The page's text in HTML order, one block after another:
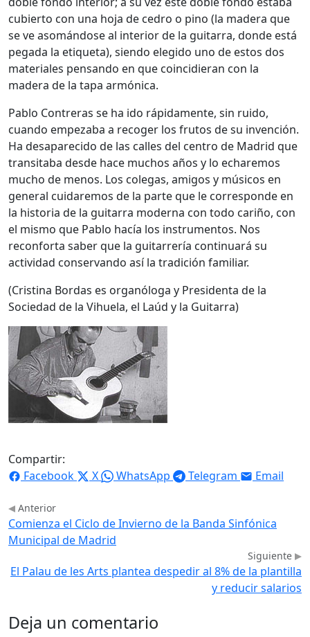
cubierto con una hoja de cedro o pino (la madera que
se ve asomándose al interior de la guitarra, donde está
pegada la etiqueta), siendo elegido uno de estos dos
materiales pensando en que coincidieran con la
madera de la tapa armónica.
Pablo Contreras se ha ido rápidamente, sin ruido,
cuando empezaba a recoger los frutos de su invención.
Ha desaparecido de las calles del centro de Madrid que
transitaba desde hace muchos años y lo echaremos
mucho de menos. Los colegas, amigos y músicos en
general cuidaremos de la parte que le corresponde en
la historia de la guitarra moderna con todo cariño, con
el mismo que Pablo hacía los instrumentos. Nos
reconforta saber que la guitarrería continuará su
actividad conservando así la tradición familiar.
(Cristina Bordas es organóloga y Presidenta de la
Sociedad de la Vihuela, el Laúd y la Guitarra)
Compartir:
Facebook
X WhatsApp Telegram Email
Anterior
Comienza el Ciclo de Invierno de la Banda Sinfónica
Municipal de Madrid
Siguiente
El Palau de les Arts plantea despedir al 8% de la plantilla
y reducir salarios
Deja un comentario